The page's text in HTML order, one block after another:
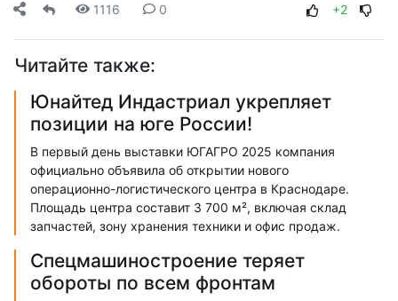
1116 0 +2
Читайте также:
Юнайтед Индастриал укрепляет
позиции на юге России!
В первый день выставки ЮГАГРО 2025 компания
официально объявила об открытии нового
операционно-логистического центра в Краснодаре.
Площадь центра составит 3 700 м², включая склад
запчастей, зону хранения техники и офис продаж.
Спецмашиностроение теряет
обороты по всем фронтам